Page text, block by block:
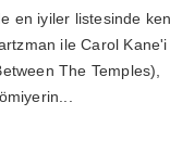
en iyiler listesinde
ile Carol
The Temples),